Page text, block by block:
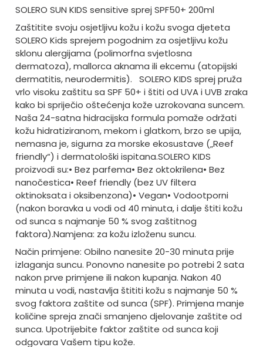
SOLERO SUN KIDS sensitive sprej SPF50+ 200ml
Zaštitite svoju osjetljivu kožu i kožu svoga djeteta
SOLERO Kids sprejem pogodnim za osjetljivu kožu
sklonu alergijama (polimorfna svjetlosna
dermatoza), mallorca aknama ili ekcemu (atopijski
dermatitis, neurodermitis).
SOLERO KIDS sprej pruža
vrlo visoku zaštitu sa SPF 50+ i štiti od UVA i UVB zraka
kako bi spriječio oštećenja kože uzrokovana suncem.
Naša 24-satna hidracijska formula pomaže održati
kožu hidratiziranom, mekom i glatkom, brzo se upija,
nemasna je, sigurna za morske ekosustave („Reef
friendly“) i dermatološki ispitana.SOLERO KIDS
proizvodi su:• Bez parfema• Bez oktokrilena• Bez
nanočestica• Reef friendly (bez UV filtera
oktinoksata i oksibenzona)• Vegan• Vodootporni
(nakon boravka u vodi od 40 minuta, i dalje štiti kožu
od sunca s najmanje 50 % svog zaštitnog
faktora).Namjena: za kožu izloženu suncu.
Način primjene: Obilno nanesite 20-30 minuta prije
izlaganja suncu. Ponovno nanesite po potrebi 2 sata
nakon prve primjene ili nakon kupanja. Nakon 40
minuta u vodi, nastavlja štititi kožu s najmanje 50 %
svog faktora zaštite od sunca (SPF). Primjena manje
količine spreja znači smanjeno djelovanje zaštite od
sunca. Upotrijebite faktor zaštite od sunca koji
odgovara Vašem tipu kože.